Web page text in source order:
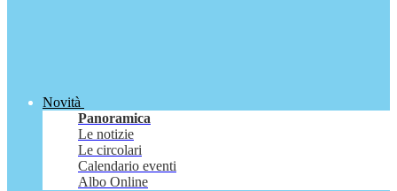
Novità
Panoramica
Le notizie
Le circolari
Calendario eventi
Albo Online